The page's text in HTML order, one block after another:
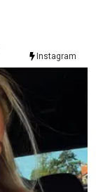
Instagram